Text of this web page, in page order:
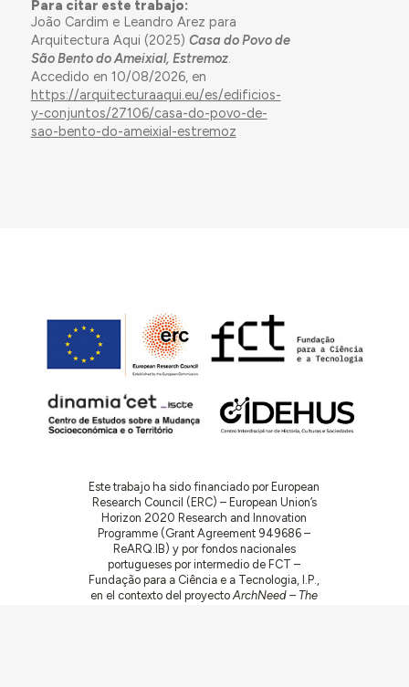
Para citar este trabajo:
João Cardim e Leandro Arez para
Arquitectura Aqui (2025) Casa do Povo de
São Bento do Ameixial, Estremoz.
Accedido en 10/08/2026, en
https://arquitecturaaqui.eu/es/edificios-
y-conjuntos/27106/casa-do-povo-de-
sao-bento-do-ameixial-estremoz
Este trabajo ha sido financiado por European
Research Council (ERC) – European Union’s
Horizon 2020 Research and Innovation
Programme (Grant Agreement 949686 –
ReARQ.IB) y por fondos nacionales
portugueses por intermedio de FCT –
Fundação para a Ciência e a Tecnologia, I.P.,
en el contexto del proyectoArchNeed – The